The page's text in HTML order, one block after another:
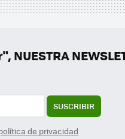
SUSCRIBIR
de privacidad